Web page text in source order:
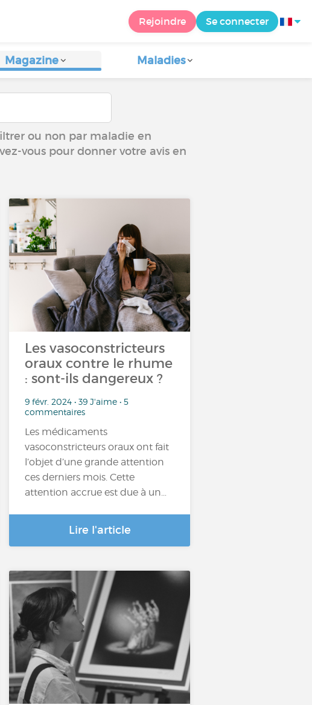
Rejoindre Se connecter
Magazine Maladies
ou non par maladie en
vous pour donner votre avis en
Les vasoconstricteurs
oraux contre le rhume
: sont-ils dangereux ?
9 févr. 2024 • 39 J'aime • 5
commentaires
Les médicaments
vasoconstricteurs oraux ont fait
l’objet d’une grande attention
ces derniers mois. Cette
attention accrue est due à un…
Lire l'article